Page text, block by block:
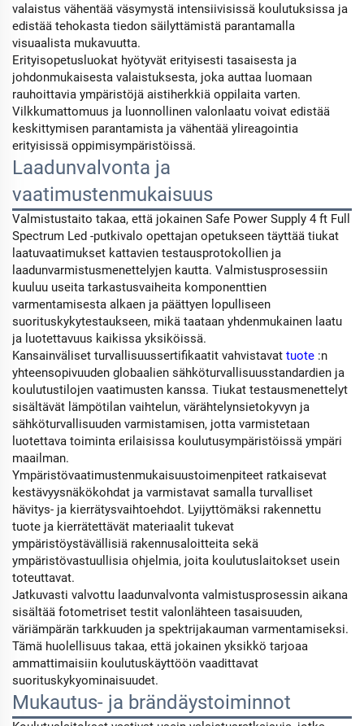
valaistus vähentää väsymystä intensiivisissä koulutuksissa ja
edistää tehokasta tiedon säilyttämistä parantamalla
visuaalista mukavuutta.
Erityisopetusluokat hyötyvät erityisesti tasaisesta ja
johdonmukaisesta valaistuksesta, joka auttaa luomaan
rauhoittavia ympäristöjä aistiherkkiä oppilaita varten.
Vilkkumattomuus ja luonnollinen valonlaatu voivat edistää
keskittymisen parantamista ja vähentää ylireagointia
erityisissä oppimisympäristöissä.
Laadunvalvonta ja
vaatimustenmukaisuus
Valmistustaito takaa, että jokainen Safe Power Supply 4 ft Full
Spectrum Led -putkivalo opettajan opetukseen täyttää tiukat
laatuvaatimukset kattavien testausprotokollien ja
laadunvarmistusmenettelyjen kautta. Valmistusprosessiin
kuuluu useita tarkastusvaiheita komponenttien
varmentamisesta alkaen ja päättyen lopulliseen
suorituskykytestaukseen, mikä taataan yhdenmukainen laatu
ja luotettavuus kaikissa yksiköissä.
Kansainväliset turvallisuussertifikaatit vahvistavat tuote :n
yhteensopivuuden globaalien sähköturvallisuusstandardien ja
koulutustilojen vaatimusten kanssa. Tiukat testausmenettelyt
sisältävät lämpötilan vaihtelun, värähtelynsietokyvyn ja
sähköturvallisuuden varmistamisen, jotta varmistetaan
luotettava toiminta erilaisissa koulutusympäristöissä ympäri
maailman.
Ympäristövaatimustenmukaisuustoimenpiteet ratkaisevat
kestävyysnäkökohdat ja varmistavat samalla turvalliset
hävitys- ja kierrätysvaihtoehdot. Lyijyttömäksi rakennettu
tuote ja kierrätettävät materiaalit tukevat
ympäristöystävällisiä rakennusaloitteita sekä
ympäristövastuullisia ohjelmia, joita koulutuslaitokset usein
toteuttavat.
Jatkuvasti valvottu laadunvalvonta valmistusprosessin aikana
sisältää fotometriset testit valonlähteen tasaisuuden,
väriämpärän tarkkuuden ja spektrijakauman varmentamiseksi.
Tämä huolellisuus takaa, että jokainen yksikkö tarjoaa
ammattimaisiin koulutuskäyttöön vaadittavat
suorituskykyominaisuudet.
Mukautus- ja brändäystoiminnot